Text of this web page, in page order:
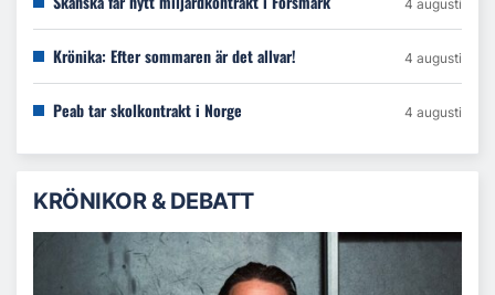
4 augusti
Krönika: Efter sommaren är det allvar! 4 augusti
Peab tar skolkontrakt i Norge 4 augusti
KRÖNIKOR & DEBATT